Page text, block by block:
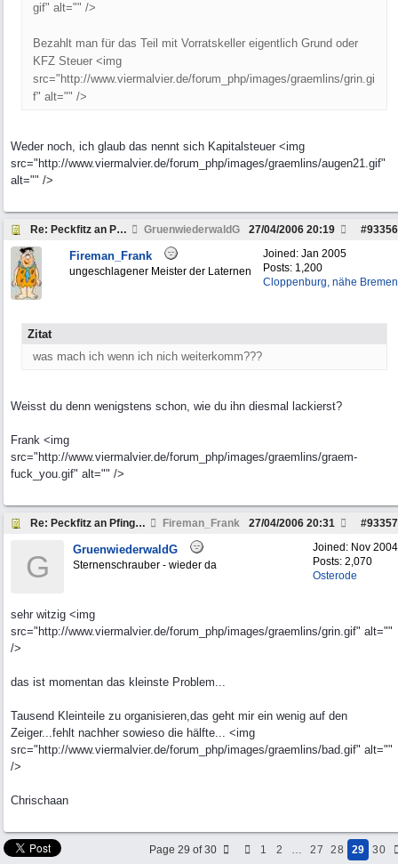
gif" alt="" />
Bezahlt man für das Teil mit Vorratskeller eigentlich Grund oder
KFZ Steuer <img
src="http://www.viermalvier.de/forum_php/images/graemlins/grin.gi
f" alt="" />
Weder noch, ich glaub das nennt sich Kapitalsteuer <img
src="http://www.viermalvier.de/forum_php/images/graemlins/augen21.gif"
alt="" />
Re: Peckfitz an Pfingsten oder Himmelfahrt Christi GruenwiederwaldG #93356
27/04/2006 20:19
Joined: Jan 2005
Posts: 1,200
Cloppenburg, nähe Bremen
Fireman_Frank
ungeschlagener Meister der Laternen
Zitat
was mach ich wenn ich nich weiterkomm???
Weisst du denn wenigstens schon, wie du ihn diesmal lackierst?
Frank <img
src="http://www.viermalvier.de/forum_php/images/graemlins/graem-
fuck_you.gif" alt="" />
Re: Peckfitz an Pfingsten oder Himmelfahrt Christi Fireman_Frank #93357
27/04/2006 20:31
Joined: Nov 2004
Posts: 2,070
Osterode
G GruenwiederwaldG
Sternenschrauber - wieder da
sehr witzig <img
src="http://www.viermalvier.de/forum_php/images/graemlins/grin.gif" alt=""
/>
das ist momentan das kleinste Problem...
Tausend Kleinteile zu organisieren,das geht mir ein wenig auf den
Zeiger...fehlt nachher sowieso die hälfte... <img
src="http://www.viermalvier.de/forum_php/images/graemlins/bad.gif" alt=""
/>
Chrischaan
Page 29 of 30 1 2 … 27 28 29
30